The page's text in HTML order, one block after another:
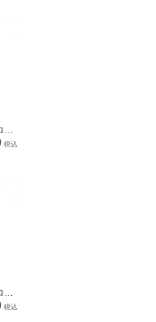
【新品】 バーバリーロンドン BURBERRY LONDON メンズ 靴下 ソックス （ストライプ×ワンポイント柄）ブラウン系 [size:25-26cm] 52562
税込
【新品】 バーバリーロンドン BURBERRY LONDON メンズ 靴下 ソックス （小紋柄×ワンポイント）ブラウン系 [size:25-26cm] 56891
税込